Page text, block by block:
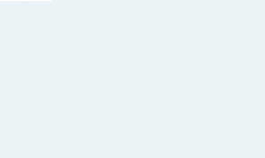
grids
kijkje